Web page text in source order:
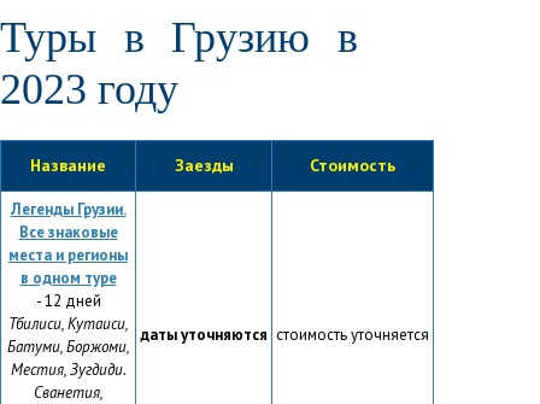
Туры в Грузию в
2023 году
Название Заезды Стоимость
Легенды Грузии.
Все знаковые
места и регионы
в одном туре
- 12 дней
Тбилиси, Кутаиси,
Батуми, Боржоми,
Местия, Зугдиди.
Сванетия,
даты уточняются стоимость уточняется